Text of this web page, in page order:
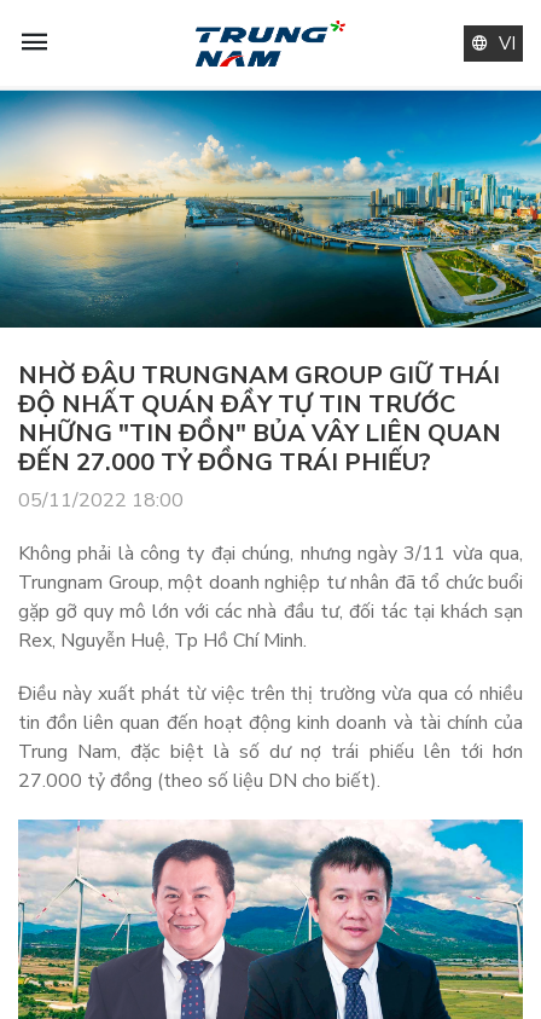
VI
NHỜ ĐÂU TRUNGNAM GROUP GIỮ THÁI
ĐỘ NHẤT QUÁN ĐẦY TỰ TIN TRƯỚC
NHỮNG "TIN ĐỒN" BỦA VÂY LIÊN QUAN
ĐẾN 27.000 TỶ ĐỒNG TRÁI PHIẾU?
05/11/2022 18:00
Không phải là công ty đại chúng, nhưng ngày 3/11 vừa qua,
Trungnam Group, một doanh nghiệp tư nhân đã tổ chức buổi
gặp gỡ quy mô lớn với các nhà đầu tư, đối tác tại khách sạn
Rex, Nguyễn Huệ, Tp Hồ Chí Minh.
Điều này xuất phát từ việc trên thị trường vừa qua có nhiều
tin đồn liên quan đến hoạt động kinh doanh và tài chính của
Trung Nam, đặc biệt là số dư nợ trái phiếu lên tới hơn
27.000 tỷ đồng (theo số liệu DN cho biết).